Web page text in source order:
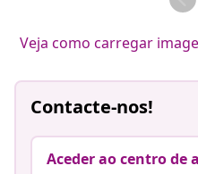
Veja como carregar
Contacte-nos!
Aceder ao centro de